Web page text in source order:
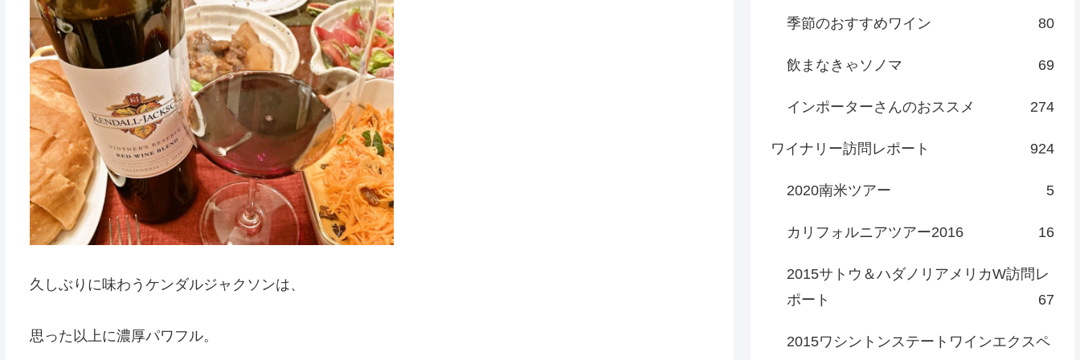
久しぶりに味わうケンダルジャクソンは、
思った以上に濃厚パワフル。
季節のおすすめワイン 80
飲まなきゃソノマ 69
インポーターさんのおススメ 274
ワイナリー訪問レポート 924
2020南米ツアー 5
カリフォルニアツアー2016 16
2015サトウ＆ハダノリアメリカW訪問レ
ポート
67
2015ワシントンステートワインエクスペ